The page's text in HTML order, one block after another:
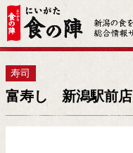
寿司
富寿し 新潟駅前店